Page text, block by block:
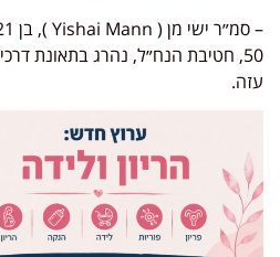
50, חטיבת הנח״ל, נהרג בתאונת
עזה.